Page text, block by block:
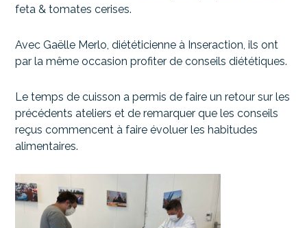
feta & tomates cerises.
Avec Gaëlle Merlo, diététicienne à Inseraction, ils ont
par la même occasion profiter de conseils diététiques.
Le temps de cuisson a permis de faire un retour sur les
précédents ateliers et de remarquer que les conseils
reçus commencent à faire évoluer les habitudes
alimentaires.